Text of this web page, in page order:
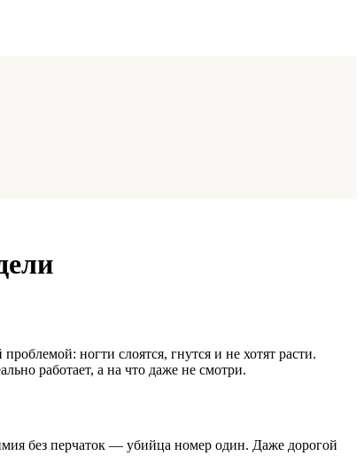
ногти слоятся, гнутся и не хотят расти.
работает, а на что даже не смотри.
без перчаток — убийца номер один. Даже дорогой